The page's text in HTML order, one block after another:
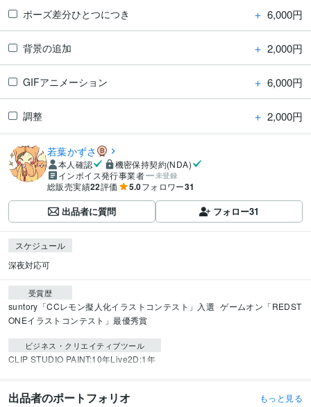
ポーズ差分ひとつにつき ＋ 6,000円
背景の追加 ＋ 2,000円
GIFアニメーション ＋ 6,000円
調整 ＋ 2,000円
若葉かずさ
本人確認
機密保持契約(NDA)
インボイス発行事業者
未登録
総販売実績22評価 5.0フォロワー31
出品者に質問 フォロー31
スケジュール
深夜対応可
受賞歴
suntory「CCレモン擬人化イラストコンテスト」入選 ゲームオン「REDST
ONEイラストコンテスト」最優秀賞
ビジネス・クリエイティブツール
CLIP STUDIO PAINT:10年Live2D:1年
出品者のポートフォリオ もっと見る